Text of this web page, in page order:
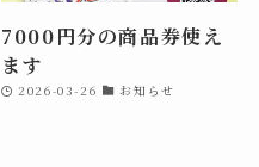
7000円分の商品券使え
ます
2026-03-26 お知らせ